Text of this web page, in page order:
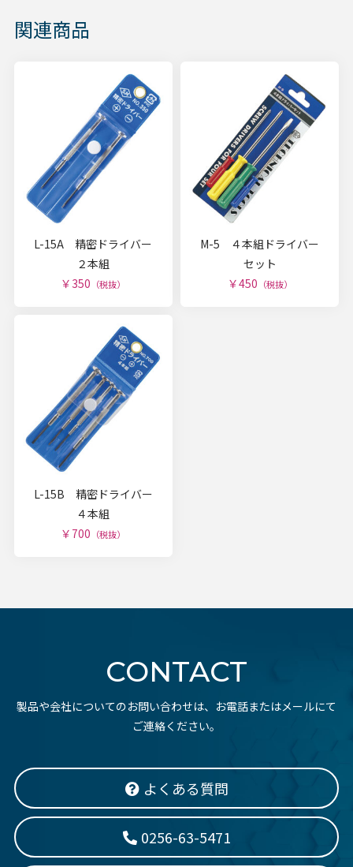
関連商品
L-15A 精密ドライバー
２本組
￥350 （税抜）
M-5 ４本組ドライバー
セット
￥450 （税抜）
L-15B 精密ドライバー
４本組
￥700 （税抜）
CONTACT
製品や会社についてのお問い合わせは、お電話またはメールにて
ご連絡ください。
よくある質問
0256-63-5471